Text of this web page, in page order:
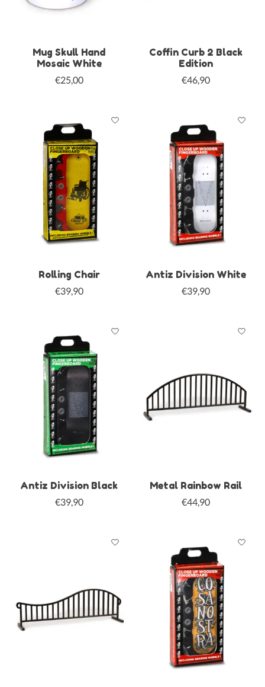
Mug Skull Hand
Mosaic White
€25,00
Coffin Curb 2 Black
Edition
€46,90
Rolling Chair
€39,90
Antiz Division White
€39,90
Antiz Division Black
€39,90
Metal Rainbow Rail
€44,90